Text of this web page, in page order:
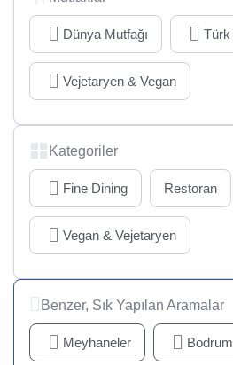
Dünya Mutfağı Türk
Vejetaryen & Vegan
Kategoriler
Fine Dining Restoran
Vegan & Vejetaryen
Benzer, Sık Yapılan Aramalar
Meyhaneler Bodrum